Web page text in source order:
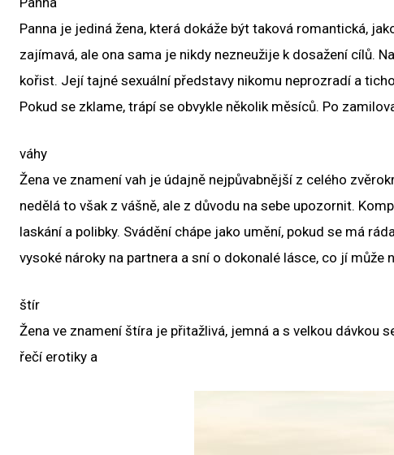
Panna je jediná žena, která dokáže být taková romantická,
zajímavá, ale ona sama je nikdy nezneužije k dosažení cílů.
kořist. Její tajné sexuální představy nikomu neprozradí a
Pokud se zklame, trápí se obvykle několik měsíců. Po
váhy
Žena ve znamení vah je údajně nejpůvabnější z celého
nedělá to však z vášně, ale z důvodu na sebe upozornit.
laskání a polibky. Svádění chápe jako umění, pokud se má
vysoké nároky na partnera a sní o dokonalé lásce, co jí může
štír
Žena ve znamení štíra je přitažlivá, jemná a s velkou dávkou
řečí erotiky a